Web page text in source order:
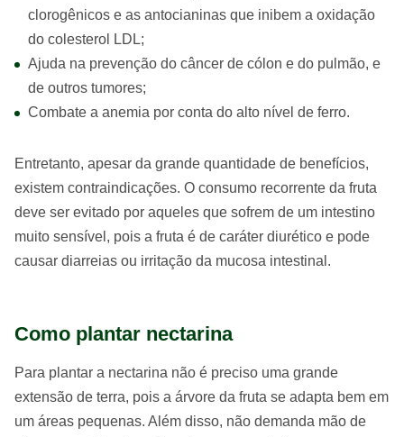
clorogênicos e as antocianinas que inibem a oxidação
do colesterol LDL;
Ajuda na prevenção do câncer de cólon e do pulmão, e
de outros tumores;
Combate a anemia por conta do alto nível de ferro.
Entretanto, apesar da grande quantidade de benefícios,
existem contraindicações. O consumo recorrente da fruta
deve ser evitado por aqueles que sofrem de um intestino
muito sensível, pois a fruta é de caráter diurético e pode
causar diarreias ou irritação da mucosa intestinal.
Como plantar nectarina
Para plantar a nectarina não é preciso uma grande
extensão de terra, pois a árvore da fruta se adapta bem em
um áreas pequenas. Além disso, não demanda mão de